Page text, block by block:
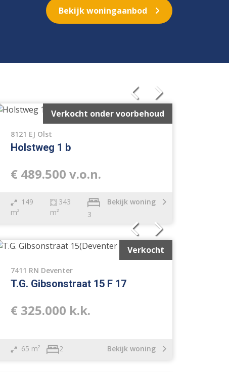
Geschakelde 2 onder 1 kap
woning
Bij het water
Bekijk woningaanbod
Verkocht onder voorbehoud
8121 EJ Olst
Holstweg 1 b
€ 489.500 v.o.n.
149
m²
343
m²
3
Bekijk woning
Verkocht
7411 RN Deventer
T.G. Gibsonstraat 15 F 17
€ 325.000 k.k.
65 m² 2 Bekijk woning